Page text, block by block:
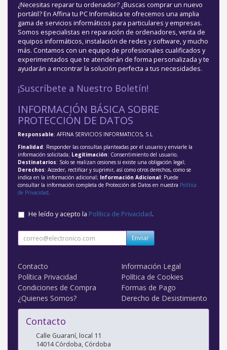
¿Necesitas reparar tu ordenador? ¿Buscas comprar un nuevo
portátil? En Affina tu PC Informática te ofrecemos una amplia
gama de servicios informáticos para particulares y empresas.
Somos especialistas en reparación de ordenadores, venta de
equipos informáticos, instalación de redes y software, y mucho
más. Contamos con un equipo de profesionales cualificados y
experimentados que te atenderán de forma personalizada y te
ayudarán a encontrar la solución perfecta a tus necesidades.
¡Suscríbete a Nuestro Boletín!
INFORMACIÓN BÁSICA SOBRE
PROTECCIÓN DE DATOS
Responsable: AFFINA SERVICIOS INFORMATICOS, S.L
Finalidad: Responder las consultas planteadas por el usuario y enviarle la
información solicitada; Legitimación: Consentimiento del usuario;
Destinatarios: Solo se realizan cesiones si existe una obligación legal;
Derechos: Acceder, rectificar y suprimir, así como otros derechos, como se
indica en la información adicional; Información Adicional: Puede
consultar la información completa de Protección de Datos en nuestra Política
de Privacidad.
He leído y acepto la Política de Privacidad.
Enviar
Contacto
Información Legal
Política Privacidad
Política de Cookies
Condiciones de Compra
Formas de Pago
¿Quienes Somos?
Derecho de Desistimiento
Contacto
Calle Guaraní, local 11
14014 Córdoba, Córdoba